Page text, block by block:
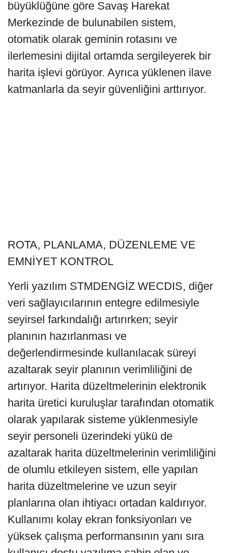
büyüklüğüne göre Savaş Harekat
Merkezinde de bulunabilen sistem,
otomatik olarak geminin rotasını ve
ilerlemesini dijital ortamda sergileyerek bir
harita işlevi görüyor. Ayrıca yüklenen ilave
katmanlarla da seyir güvenliğini arttırıyor.
ROTA, PLANLAMA, DÜZENLEME VE
EMNİYET KONTROL
Yerli yazılım STMDENGİZ WECDIS, diğer
veri sağlayıcılarının entegre edilmesiyle
seyirsel farkındalığı artırırken; seyir
planının hazırlanması ve
değerlendirmesinde kullanılacak süreyi
azaltarak seyir planının verimliliğini de
artırıyor. Harita düzeltmelerinin elektronik
harita üretici kuruluşlar tarafından otomatik
olarak yapılarak sisteme yüklenmesiyle
seyir personeli üzerindeki yükü de
azaltarak harita düzeltmelerinin verimliliğini
de olumlu etkileyen sistem, elle yapılan
harita düzeltmelerine ve uzun seyir
planlarına olan ihtiyacı ortadan kaldırıyor.
Kullanımı kolay ekran fonksiyonları ve
yüksek çalışma performansının yanı sıra